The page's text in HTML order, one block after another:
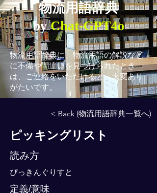
物流用語辞典
byChat-GPT4o
物流用語辞典に、物流用語の解説など
に不備や間違いを見つけられたとき
は、ご連絡をいただけると、大変あり
がたいです。
< Back (物流用語辞典一覧へ)
ピッキングリスト
読み方
ぴっきんぐりすと
定義/意味